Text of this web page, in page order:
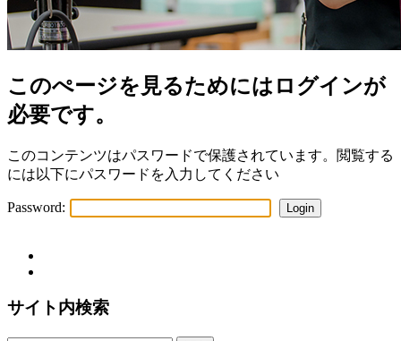
このぺージを見るためにはログインが
必要です。
このコンテンツはパスワードで保護されています。閲覧する
には以下にパスワードを入力してください
Password:
サイト内検索